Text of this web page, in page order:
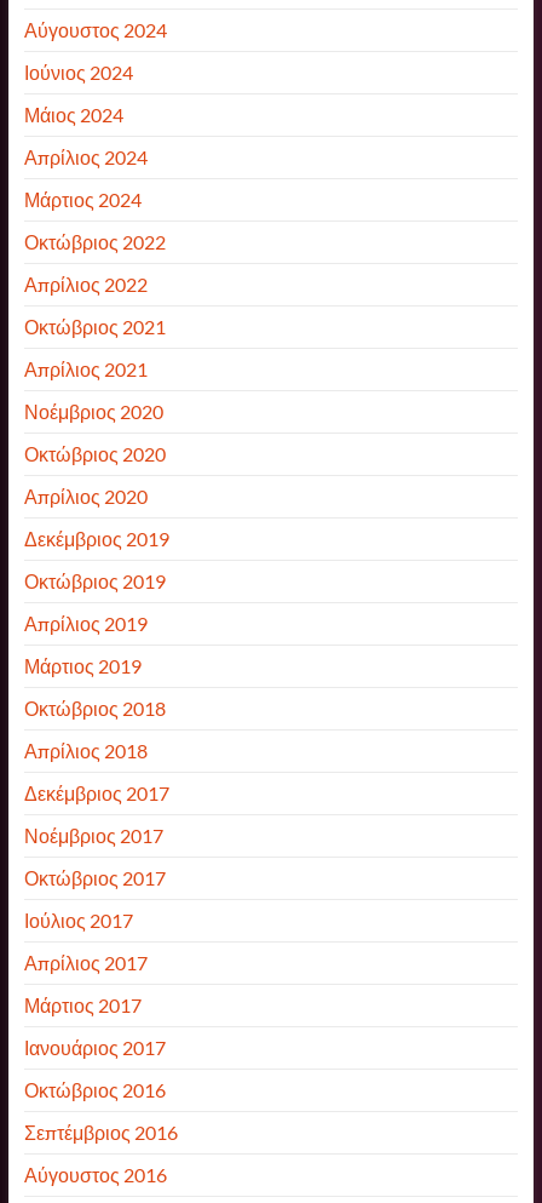
Αύγουστος 2024
Ιούνιος 2024
Μάιος 2024
Απρίλιος 2024
Μάρτιος 2024
Οκτώβριος 2022
Απρίλιος 2022
Οκτώβριος 2021
Απρίλιος 2021
Νοέμβριος 2020
Οκτώβριος 2020
Απρίλιος 2020
Δεκέμβριος 2019
Οκτώβριος 2019
Απρίλιος 2019
Μάρτιος 2019
Οκτώβριος 2018
Απρίλιος 2018
Δεκέμβριος 2017
Νοέμβριος 2017
Οκτώβριος 2017
Ιούλιος 2017
Απρίλιος 2017
Μάρτιος 2017
Ιανουάριος 2017
Οκτώβριος 2016
Σεπτέμβριος 2016
Αύγουστος 2016